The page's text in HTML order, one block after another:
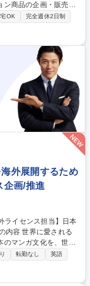
ン商品の企画・販売・
～15
め、細かい分業はな
実際に商品が好評だ
基づくマーケティン
ーへの具体的なディレ
係者へのコミュニケ
宅可
OK
完全週休2日制
外展開するため
企画/推進
のマンガ文化を、世界
るのは、そんな想い
とつないでいく。 あ
転勤なし
英語